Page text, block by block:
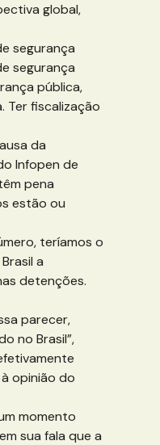
global,
segurança
segurança
pública,
Ter fiscalização
da
Infopen de
pena
estão ou
teríamos o
a
detenções.
parecer,
no Brasil”,
opinião do
momento
sua fala que a